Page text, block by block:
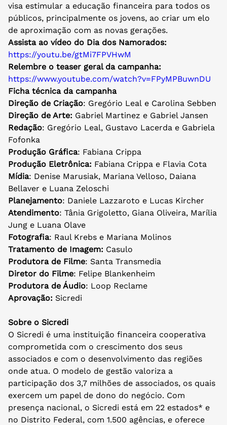
visa estimular a educação financeira para todos os
públicos, principalmente os jovens, ao criar um elo
de aproximação com as novas gerações.
Assista ao vídeo do Dia dos Namorados:
https://youtu.be/gtMi7FPVHwM
Relembre o teaser geral da campanha:
https://www.youtube.com/watch?v=FPyMPBuwnDU
Ficha técnica da campanha
Direção de Criação: Gregório Leal e Carolina Sebben
Direção de Arte: Gabriel Martinez e Gabriel Jansen
Redação: Gregório Leal, Gustavo Lacerda e Gabriela
Fofonka
Produção Gráfica: Fabiana Crippa
Produção Eletrônica: Fabiana Crippa e Flavia Cota
Mídia: Denise Marusiak, Mariana Velloso, Daiana
Bellaver e Luana Zeloschi
Planejamento: Daniele Lazzaroto e Lucas Kircher
Atendimento: Tânia Grigoletto, Giana Oliveira, Marília
Jung e Luana Olave
Fotografia: Raul Krebs e Mariana Molinos
Tratamento de Imagem: Casulo
Produtora de Filme: Santa Transmedia
Diretor do Filme: Felipe Blankenheim
Produtora de Áudio: Loop Reclame
Aprovação: Sicredi
Sobre o Sicredi
O Sicredi é uma instituição financeira cooperativa
comprometida com o crescimento dos seus
associados e com o desenvolvimento das regiões
onde atua. O modelo de gestão valoriza a
participação dos 3,7 milhões de associados, os quais
exercem um papel de dono do negócio. Com
presença nacional, o Sicredi está em 22 estados* e
no Distrito Federal, com 1.500 agências, e oferece